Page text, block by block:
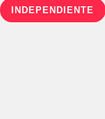
INDEPENDIENTE